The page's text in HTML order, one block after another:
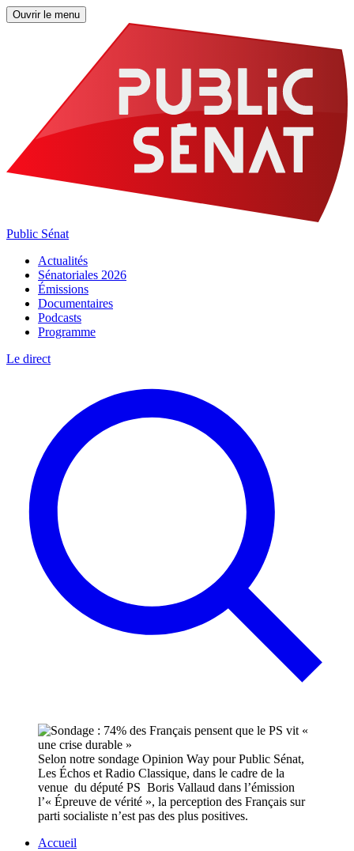
Ouvrir le menu
Public Sénat
Actualités
Sénatoriales 2026
Émissions
Documentaires
Podcasts
Programme
Le direct
Selon notre sondage Opinion Way pour Public Sénat,
Les Échos et Radio Classique, dans le cadre de la
venue du député PS Boris Vallaud dans l’émission
l’« Épreuve de vérité », la perception des Français sur
parti socialiste n’est pas des plus positives.
Accueil